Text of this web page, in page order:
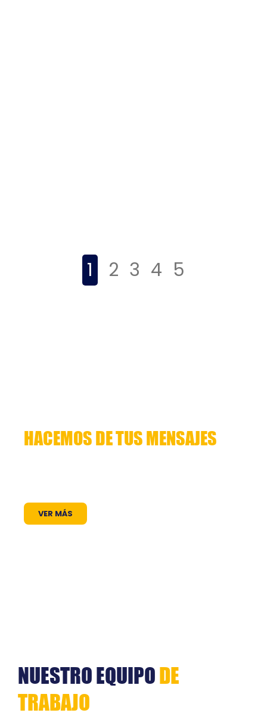
1 2 3 4 5
HACEMOS DE TUS MENSAJES
VER MÁS
NUESTRO EQUIPODE
TRABAJO